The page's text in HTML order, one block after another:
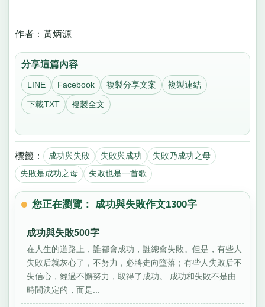
作者：黃炳源
分享這篇內容
LINE Facebook 複製分享文案 複製連結
下載TXT 複製全文
標籤： 成功與失敗 失敗與成功
失敗乃成功之母
失敗是成功之母
失敗也是一首歌
您正在瀏覽： 成功與失敗作文1300字
成功與失敗500字
在人生的道路上，誰都會成功，誰總會失敗。但是，有些人
失敗后就灰心了，不努力，必將走向墮落；有些人失敗后不
失信心，經過不懈努力，取得了成功。 成功和失敗不是由
時間決定的，而是...